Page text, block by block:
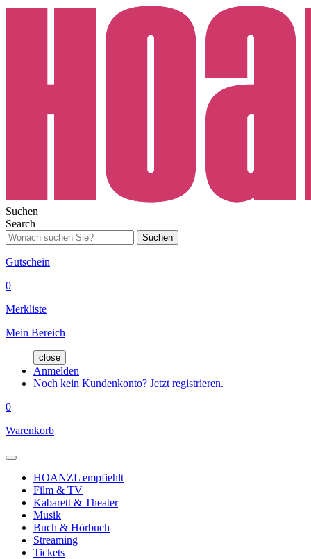
Suchen
Search
Suchen
Gutschein
0
Merkliste
Mein Bereich
close
Anmelden
Noch kein Kundenkonto? Jetzt registrieren.
0
Warenkorb
HOANZL empfiehlt
Film & TV
Kabarett & Theater
Musik
Buch & Hörbuch
Streaming
Tickets